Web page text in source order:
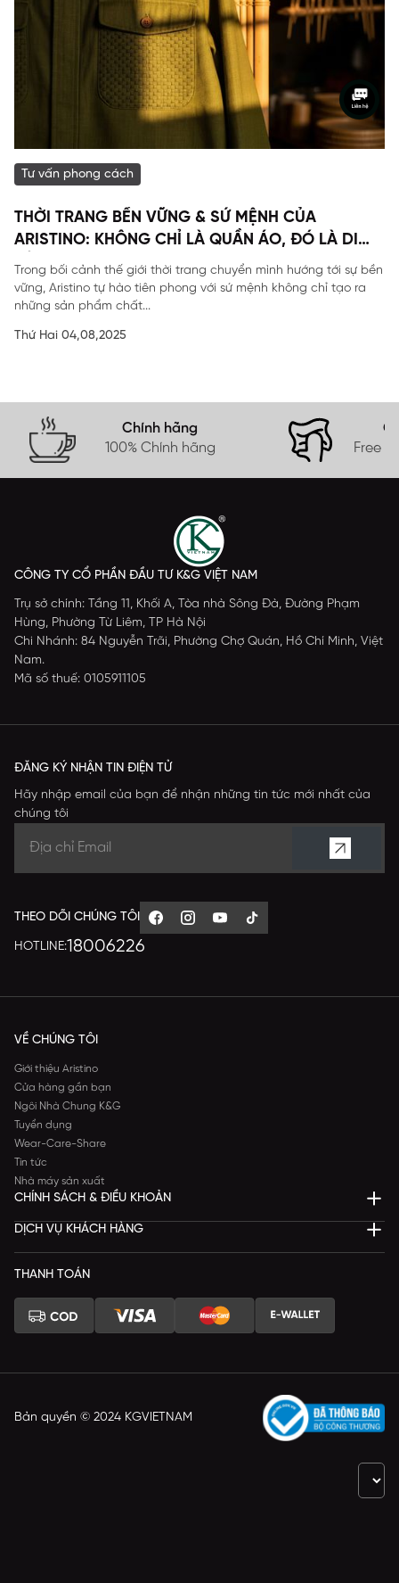
Tư vấn phong cách
THỜI TRANG BỀN VỮNG & SỨ MỆNH CỦA
ARISTINO: KHÔNG CHỈ LÀ QUẦN ÁO, ĐÓ LÀ DI
SẢN
Trong bối cảnh thế giới thời trang chuyển mình hướng tới sự bền
vững, Aristino tự hào tiên phong với sứ mệnh không chỉ tạo ra
những sản phẩm chất...
Thứ Hai 04,08,2025
Chính hãng
100% Chính hãng
Free
CÔNG TY CỔ PHẦN ĐẦU TƯ K&G VIỆT NAM
Trụ sở chính: Tầng 11, Khối A, Tòa nhà Sông Đà, Đường Phạm
Hùng, Phường Từ Liêm, TP Hà Nội
Chi Nhánh: 84 Nguyễn Trãi, Phường Chợ Quán, Hồ Chí Minh, Việt
Nam.
Mã số thuế: 0105911105
ĐĂNG KÝ NHẬN TIN ĐIỆN TỬ
Hãy nhập email của bạn để nhận những tin tức mới nhất của
chúng tôi
THEO DÕI CHÚNG TÔI
HOTLINE:18006226
VỀ CHÚNG TÔI
Giới thiệu Aristino
Cửa hàng gần bạn
Ngôi Nhà Chung K&G
Tuyển dụng
Wear-Care-Share
Tin tức
Nhà máy sản xuất
CHÍNH SÁCH & ĐIỀU KHOẢN
DỊCH VỤ KHÁCH HÀNG
THANH TOÁN
Bản quyền © 2024 KGVIETNAM